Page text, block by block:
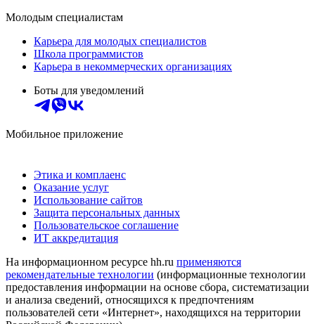
Молодым специалистам
Карьера для молодых специалистов
Школа программистов
Карьера в некоммерческих организациях
Боты для уведомлений
Мобильное приложение
Этика и комплаенс
Оказание услуг
Использование сайтов
Защита персональных данных
Пользовательское соглашение
ИТ аккредитация
На информационном ресурсе hh.ru применяются
рекомендательные технологии (информационные технологии
предоставления информации на основе сбора, систематизации
и анализа сведений, относящихся к предпочтениям
пользователей сети «Интернет», находящихся на территории